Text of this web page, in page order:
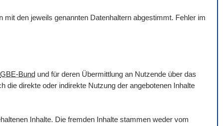
den jeweils genannten Datenhaltern abgestimmt. Fehler im
GBE-Bund und für deren Übermittlung an Nutzende über das
die direkte oder indirekte Nutzung der angebotenen Inhalte
Inhalte. Die fremden Inhalte stammen weder vom